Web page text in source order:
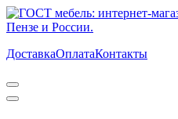
ДоставкаОплатаКонтакты